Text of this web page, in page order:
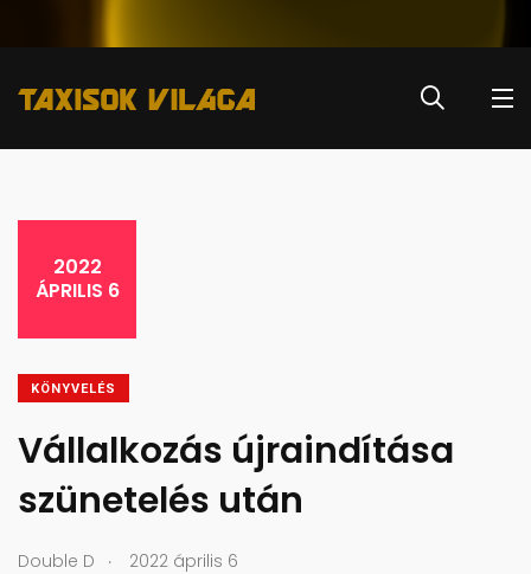
2022
ÁPRILIS 6
KÖNYVELÉS
Vállalkozás újraindítása
szünetelés után
Double D . 2022 április 6